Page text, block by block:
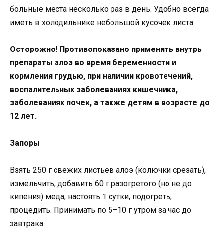
больные места несколько раз в день. Удобно всегда
иметь в холодильнике небольшой кусочек листа.
Осторожно! Противопоказано применять внутрь
препараты алоэ во время беременности и
кормления грудью, при наличии кровотечений,
воспалительных заболеваниях кишечника,
заболеваниях почек, а также детям в возрасте до
12 лет.
Запоры
Взять 250 г свежих листь­ев алоэ (колючки срезать),
измельчить, добавить 60 г разогретого (но не до
кипения) мёда, настоять 1 сутки, подо­греть,
процедить. Принимать по 5–10 г утром за час до
завтрака.